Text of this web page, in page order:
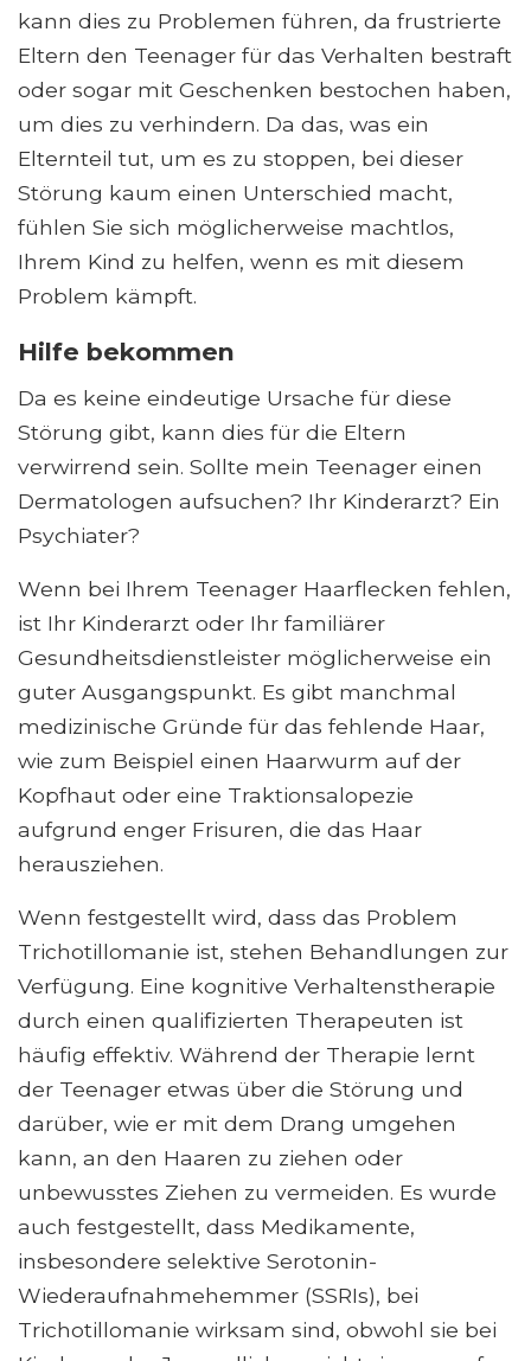
kann dies zu Problemen führen, da frustrierte
Eltern den Teenager für das Verhalten bestraft
oder sogar mit Geschenken bestochen haben,
um dies zu verhindern. Da das, was ein
Elternteil tut, um es zu stoppen, bei dieser
Störung kaum einen Unterschied macht,
fühlen Sie sich möglicherweise machtlos,
Ihrem Kind zu helfen, wenn es mit diesem
Problem kämpft.
Hilfe bekommen
Da es keine eindeutige Ursache für diese
Störung gibt, kann dies für die Eltern
verwirrend sein. Sollte mein Teenager einen
Dermatologen aufsuchen? Ihr Kinderarzt? Ein
Psychiater?
Wenn bei Ihrem Teenager Haarflecken fehlen,
ist Ihr Kinderarzt oder Ihr familiärer
Gesundheitsdienstleister möglicherweise ein
guter Ausgangspunkt. Es gibt manchmal
medizinische Gründe für das fehlende Haar,
wie zum Beispiel einen Haarwurm auf der
Kopfhaut oder eine Traktionsalopezie
aufgrund enger Frisuren, die das Haar
herausziehen.
Wenn festgestellt wird, dass das Problem
Trichotillomanie ist, stehen Behandlungen zur
Verfügung. Eine kognitive Verhaltenstherapie
durch einen qualifizierten Therapeuten ist
häufig effektiv. Während der Therapie lernt
der Teenager etwas über die Störung und
darüber, wie er mit dem Drang umgehen
kann, an den Haaren zu ziehen oder
unbewusstes Ziehen zu vermeiden. Es wurde
auch festgestellt, dass Medikamente,
insbesondere selektive Serotonin-
Wiederaufnahmehemmer (SSRIs), bei
Trichotillomanie wirksam sind, obwohl sie bei